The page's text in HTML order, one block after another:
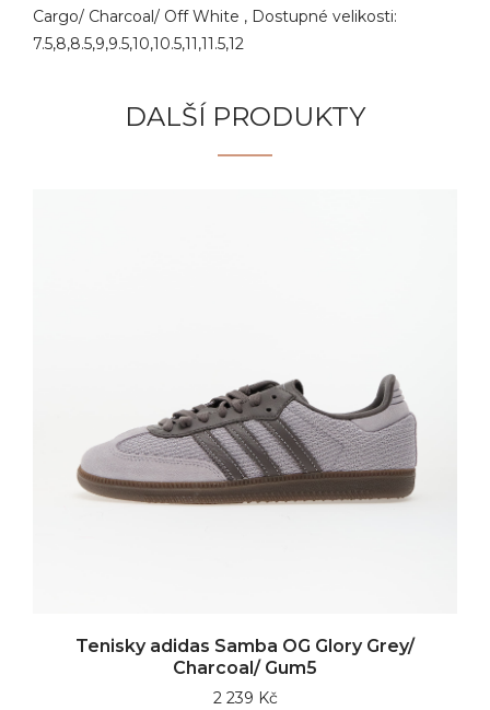
Cargo/ Charcoal/ Off White , Dostupné velikosti:
7.5,8,8.5,9,9.5,10,10.5,11,11.5,12
DALŠÍ PRODUKTY
Tenisky adidas Samba OG Glory Grey/
Charcoal/ Gum5
2 239 Kč